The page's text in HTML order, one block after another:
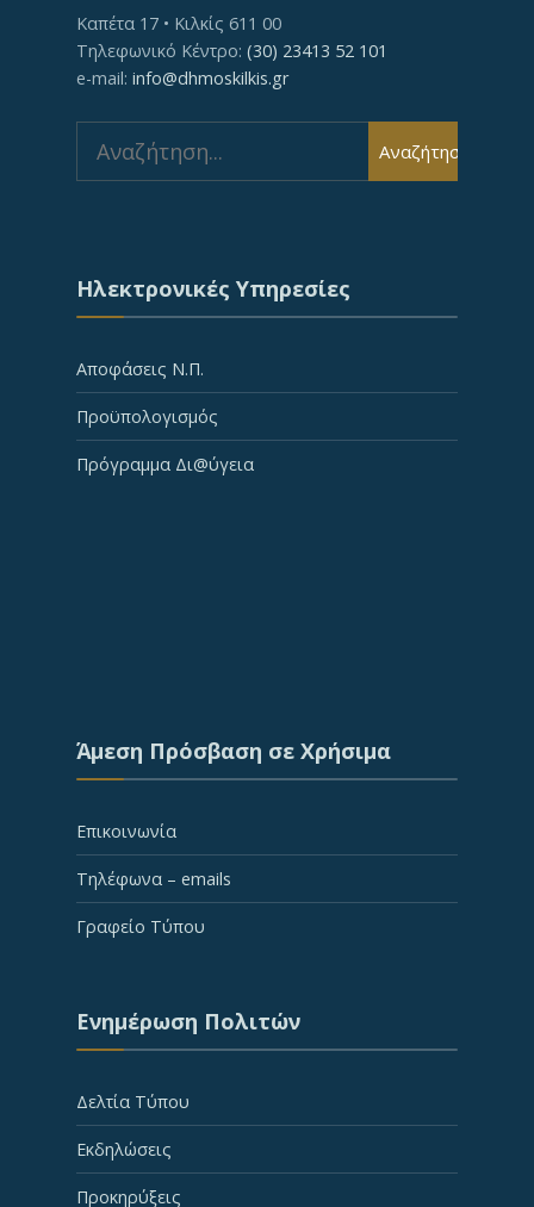
Καπέτα 17 • Κιλκίς 611 00
Τηλεφωνικό Κέντρο: (30) 23413 52 101
e-mail: info@dhmoskilkis.gr
for:
Αναζήτηση
Ηλεκτρονικές Υπηρεσίες
Αποφάσεις Ν.Π.
Προϋπολογισμός
Πρόγραμμα Δι@ύγεια
Άμεση Πρόσβαση σε Χρήσιμα
Επικοινωνία
Τηλέφωνα – emails
Γραφείο Τύπου
Ενημέρωση Πολιτών
Δελτία Τύπου
Εκδηλώσεις
Προκηρύξεις